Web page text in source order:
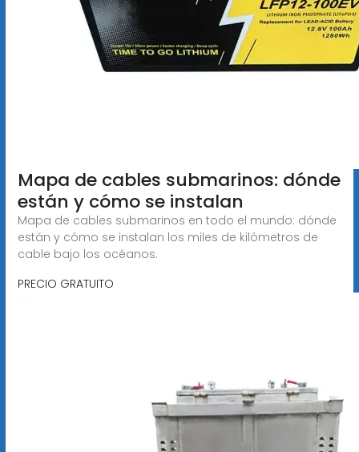
Mapa de cables submarinos: dónde
están y cómo se instalan
Mapa de cables submarinos en todo el mundo: dónde
están y cómo se instalan los miles de kilómetros de
cable bajo los océanos.
PRECIO GRATUITO